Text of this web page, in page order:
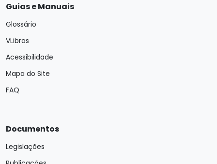
Guias e Manuais
Glossário
VLibras
Acessibilidade
Mapa do Site
FAQ
Documentos
Legislações